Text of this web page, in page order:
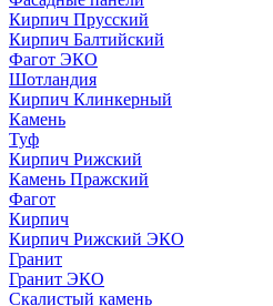
Кирпич Прусский
Кирпич Балтийский
Фагот ЭКО
Шотландия
Кирпич Клинкерный
Камень
Туф
Кирпич Рижский
Камень Пражский
Фагот
Кирпич
Кирпич Рижский ЭКО
Гранит
Гранит ЭКО
Скалистый камень